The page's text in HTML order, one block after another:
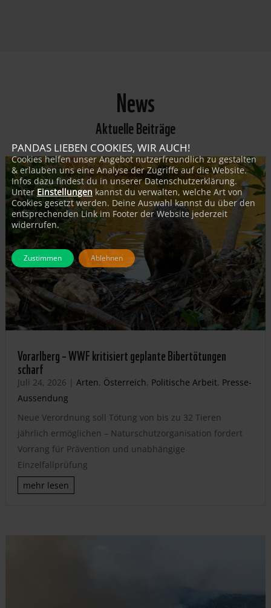
News
Aktuelle Beiträge
Vorarlberg – WWF kritisiert geplante Bibertötungen
scharf
Juli 24, 2026 | Arten, Österreich, Politische Arbeit, Presse-
Aussendung
Neue Verordnung soll Tötung von bis zu 32 Tieren
jährlich ermöglichen – Naturschutzorganisation fordert
Vorrang für Prävention und unabhängige
Einzelfallprüfung
mehr lesen
PANDAS LIEBEN COOKIES, WIR AUCH!
Cookies helfen unser Angebot nutzerfreundlich zu gestalten
& erlauben uns eine Analyse der Zugriffe auf die Website.
Infos dazu findest du in unserer Datenschutzerklärung.
Unter Einstellungen kannst du verwalten, welche Art von
Cookies gesetzt werden. Deine Auswahl kannst du über den
entsprechenden Link im Footer der Website jederzeit
widerrufen.
Zustimmen Ablehnen